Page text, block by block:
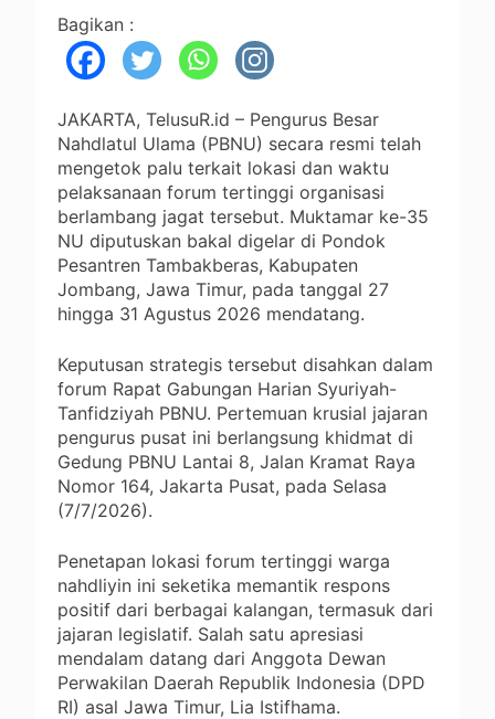
Bagikan :
JAKARTA, TelusuR.id – Pengurus Besar
Nahdlatul Ulama (PBNU) secara resmi telah
mengetok palu terkait lokasi dan waktu
pelaksanaan forum tertinggi organisasi
berlambang jagat tersebut. Muktamar ke-35
NU diputuskan bakal digelar di Pondok
Pesantren Tambakberas, Kabupaten
Jombang, Jawa Timur, pada tanggal 27
hingga 31 Agustus 2026 mendatang.
Keputusan strategis tersebut disahkan dalam
forum Rapat Gabungan Harian Syuriyah-
Tanfidziyah PBNU. Pertemuan krusial jajaran
pengurus pusat ini berlangsung khidmat di
Gedung PBNU Lantai 8, Jalan Kramat Raya
Nomor 164, Jakarta Pusat, pada Selasa
(7/7/2026).
Penetapan lokasi forum tertinggi warga
nahdliyin ini seketika memantik respons
positif dari berbagai kalangan, termasuk dari
jajaran legislatif. Salah satu apresiasi
mendalam datang dari Anggota Dewan
Perwakilan Daerah Republik Indonesia (DPD
RI) asal Jawa Timur, Lia Istifhama.